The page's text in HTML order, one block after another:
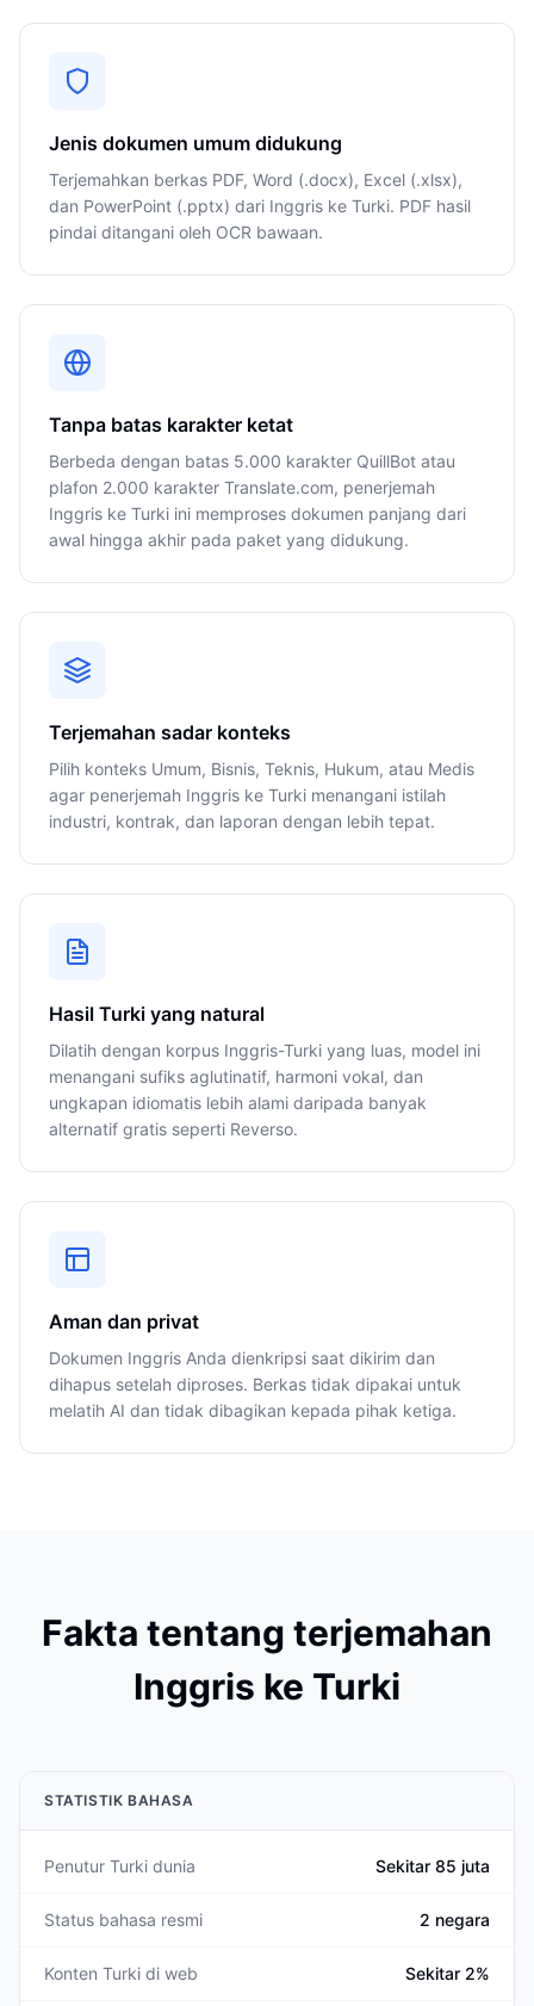
Jenis dokumen umum didukung
Terjemahkan berkas PDF, Word (.docx), Excel (.xlsx),
dan PowerPoint (.pptx) dari Inggris ke Turki. PDF hasil
pindai ditangani oleh OCR bawaan.
Tanpa batas karakter ketat
Berbeda dengan batas 5.000 karakter QuillBot atau
plafon 2.000 karakter Translate.com, penerjemah
Inggris ke Turki ini memproses dokumen panjang dari
awal hingga akhir pada paket yang didukung.
Terjemahan sadar konteks
Pilih konteks Umum, Bisnis, Teknis, Hukum, atau Medis
agar penerjemah Inggris ke Turki menangani istilah
industri, kontrak, dan laporan dengan lebih tepat.
Hasil Turki yang natural
Dilatih dengan korpus Inggris-Turki yang luas, model ini
menangani sufiks aglutinatif, harmoni vokal, dan
ungkapan idiomatis lebih alami daripada banyak
alternatif gratis seperti Reverso.
Aman dan privat
Dokumen Inggris Anda dienkripsi saat dikirim dan
dihapus setelah diproses. Berkas tidak dipakai untuk
melatih AI dan tidak dibagikan kepada pihak ketiga.
Fakta tentang terjemahan
Inggris ke Turki
STATISTIK BAHASA
Penutur Turki dunia Sekitar 85 juta
Status bahasa resmi 2 negara
Konten Turki di web Sekitar 2%